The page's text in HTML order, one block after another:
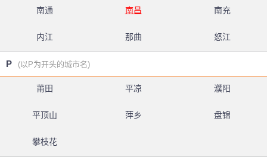
南通 南昌 南充
内江 那曲 怒江
P (以P为开头的城市名)
莆田 平凉 濮阳
平顶山 萍乡 盘锦
攀枝花